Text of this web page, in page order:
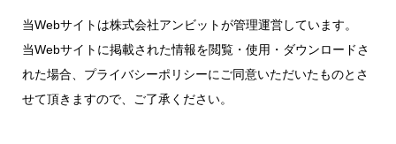
当Webサイトは株式会社アンビットが管理運営しています。
当Webサイトに掲載された情報を閲覧・使用・ダウンロードさ
れた場合、プライバシーポリシーにご同意いただいたものとさ
せて頂きますので、ご了承ください。